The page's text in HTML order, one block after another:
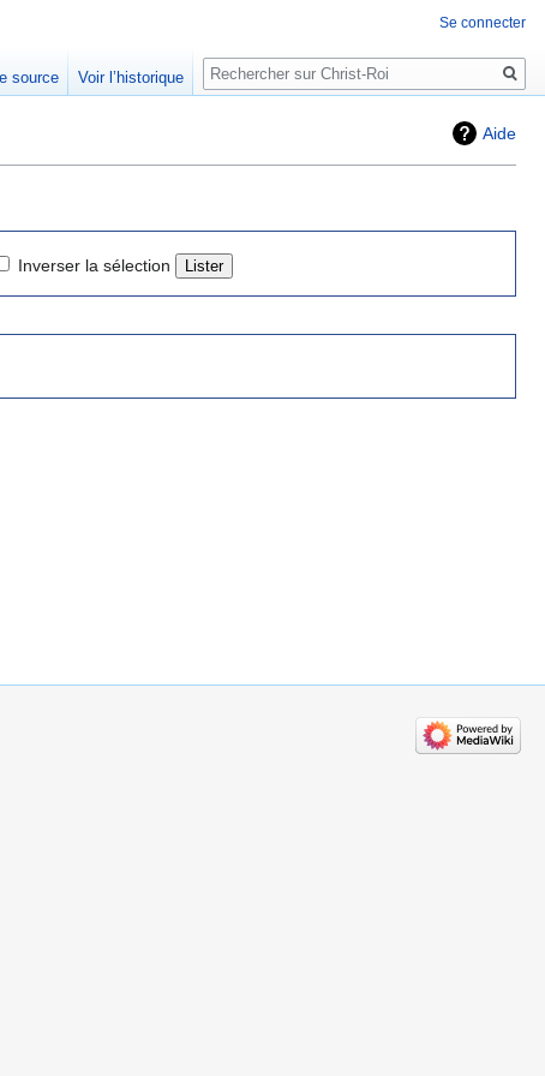
Aide
Inverser la sélection
Se connecter
source Voir l’historique
Rechercher